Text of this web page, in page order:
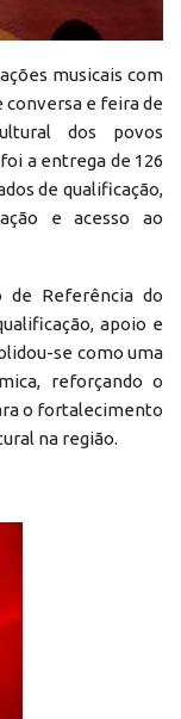
musicais com
conversa e feira de
dos povos
a entrega de 126
de qualificação,
e acesso ao
de Referência do
apoio e
se como uma
reforçando o
o fortalecimento
na região.